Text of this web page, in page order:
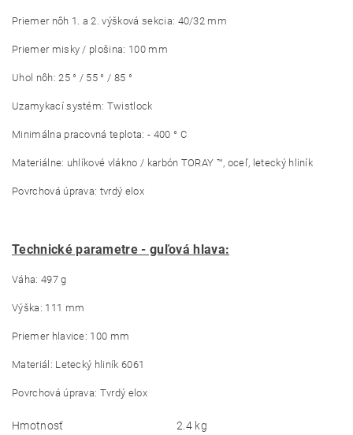
Priemer nôh 1. a 2. výšková sekcia: 40/32 mm
Priemer misky / plošina: 100 mm
Uhol nôh: 25 ° / 55 ° / 85 °
Uzamykací systém: Twistlock
Minimálna pracovná teplota: - 400 ° C
Materiálne: uhlíkové vlákno / karbón TORAY ™, oceľ, letecký hliník
Povrchová úprava: tvrdý elox
Technické parametre - guľová hlava:
Váha: 497 g
Výška: 111 mm
Priemer hlavice: 100 mm
Materiál: Letecký hliník 6061
Povrchová úprava: Tvrdý elox
Hmotnosť 2.4 kg